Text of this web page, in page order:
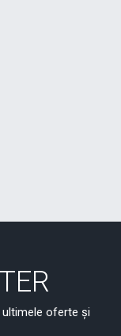
oferte și